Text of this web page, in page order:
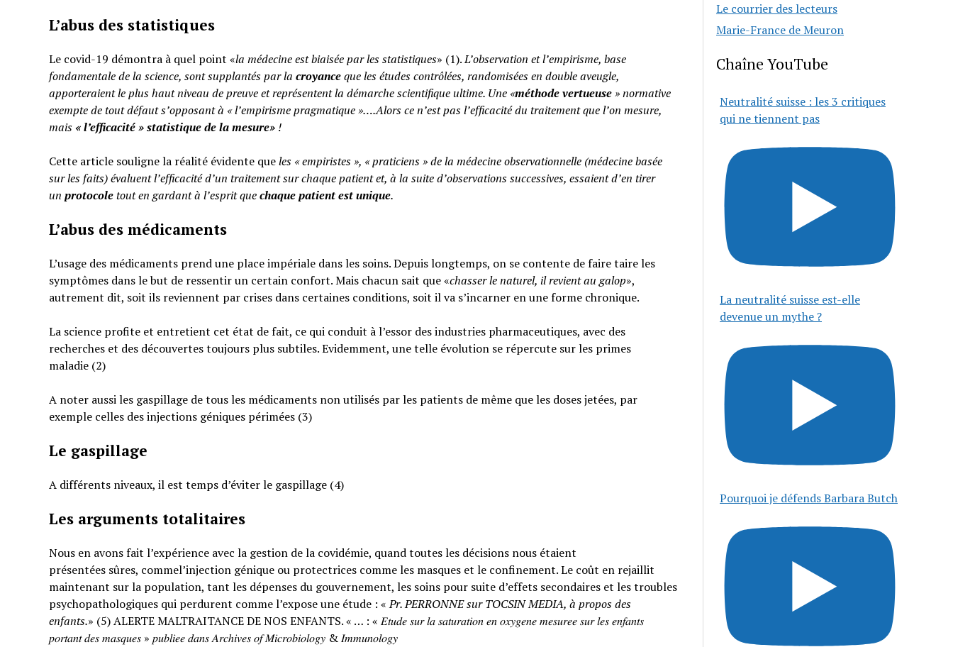
L’abus des statistiques
Le covid-19 démontra à quel point «la médecine est biaisée par les statistiques» (1).L’observation et l’empirisme, base
fondamentale de la science, sont supplantés par la croyanceque les études contrôlées, randomisées en double aveugle,
apporteraient le plus haut niveau de preuve et représentent la démarche scientifique ultime. Une «méthode vertueuse» normative
exempte de tout défaut s’opposant à « l’empirisme pragmatique »….Alors ce n’est pas l’efficacité du traitement que l’on mesure,
mais «l’efficacité » statistique de la mesure» !
Cette article souligne la réalité évidente queles « empiristes », « praticiens » de la médecine observationnelle (médecine basée
sur les faits) évaluent l’efficacité d’un traitement sur chaque patient et, à la suite d’observations successives, essaient d’en tirer
un protocoletout en gardant à l’esprit quechaque patient est unique.
L’abus des médicaments
L’usage des médicaments prend une place impériale dans les soins. Depuis longtemps, on se contente de faire taire les
symptômes dans le but de ressentir un certain confort. Mais chacun sait que «chasser le naturel, il revient au galop»,
autrement dit, soit ils reviennent par crises dans certaines conditions, soit il va s’incarner en une forme chronique.
La science profite et entretient cet état de fait, ce qui conduit à l’essor des industries pharmaceutiques, avec des
recherches et des découvertes toujours plus subtiles. Evidemment, une telle évolution se répercute sur les primes
maladie (2)
A noter aussi les gaspillage de tous les médicaments non utilisés par les patients de même que les doses jetées, par
exemple celles des injections géniques périmées (3)
Le gaspillage
A différents niveaux, il est temps d’éviter le gaspillage (4)
Les arguments totalitaires
Nous en avons fait l’expérience avec la gestion de la covidémie, quand toutes les décisions nous étaient
présentées sûres, commel’injection génique ou protectrices comme les masques et le confinement. Le coût en rejaillit
maintenant sur la population, tant les dépenses du gouvernement, les soins pour suite d’effets secondaires et les troubles
psychopathologiques qui perdurent comme l’expose une étude : «Pr. PERRONNE sur TOCSIN MEDIA, à propos des
enfants.» (5) ALERTE MALTRAITANCE DE NOS ENFANTS. « … : « 𝐸𝑡𝑢𝑑𝑒 𝑠𝑢𝑟 𝑙𝑎 𝑠𝑎𝑡𝑢𝑟𝑎𝑡𝑖𝑜𝑛 𝑒𝑛 𝑜𝑥𝑦𝑔𝑒𝑛𝑒 𝑚𝑒𝑠𝑢𝑟𝑒𝑒 𝑠𝑢𝑟 𝑙𝑒𝑠 𝑒𝑛𝑓𝑎𝑛𝑡𝑠
𝑝𝑜𝑟𝑡𝑎𝑛𝑡 𝑑𝑒𝑠 𝑚𝑎𝑠𝑞𝑢𝑒𝑠 » 𝑝𝑢𝑏𝑙𝑖𝑒𝑒 𝑑𝑎𝑛𝑠 𝐴𝑟𝑐ℎ𝑖𝑣𝑒𝑠 𝑜𝑓 𝑀𝑖𝑐𝑟𝑜𝑏𝑖𝑜𝑙𝑜𝑔𝑦 & 𝐼𝑚𝑚𝑢𝑛𝑜𝑙𝑜𝑔𝑦
Le courrier des lecteurs
Marie-France de Meuron
Chaîne YouTube
Neutralité suisse : les 3 critiques
qui ne tiennent pas
La neutralité suisse est-elle
devenue un mythe ?
Pourquoi je défends Barbara Butch